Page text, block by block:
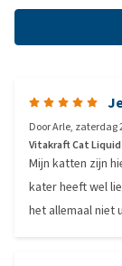
DoorArle, zaterdag
Vitakraft Cat Liquid
Mijn katten zijn
kater heeft wel
het allemaal niet